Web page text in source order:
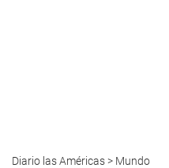
Diario las Américas> Mundo